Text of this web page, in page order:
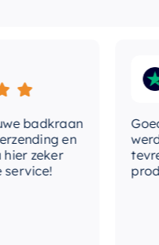
en
Goede
werd